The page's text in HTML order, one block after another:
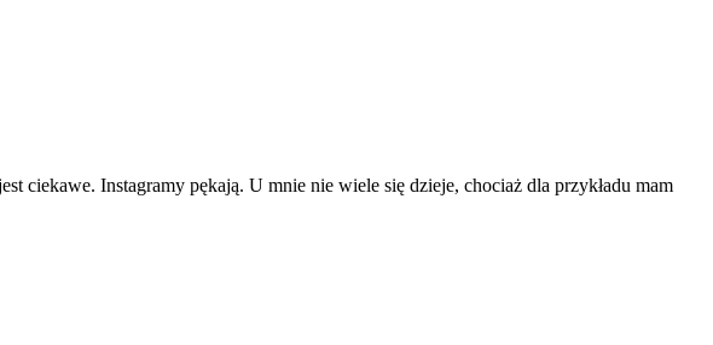
ciekawe. Instagramy pękają. U mnie nie wiele się dzieje, chociaż dla przykładu mam